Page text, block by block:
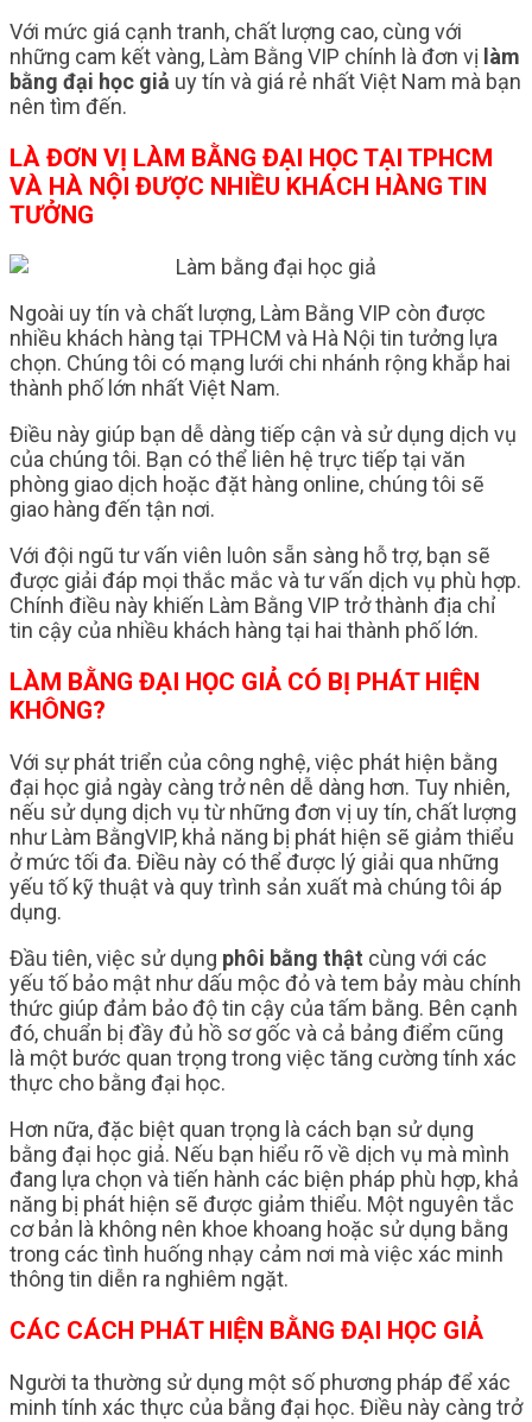
Với mức giá cạnh tranh, chất lượng cao, cùng với
những cam kết vàng, Làm Bằng VIP chính là đơn vị làm
bằng đại học giả uy tín và giá rẻ nhất Việt Nam mà bạn
nên tìm đến.
LÀ ĐƠN VỊ LÀM BẰNG ĐẠI HỌC TẠI TPHCM
VÀ HÀ NỘI ĐƯỢC NHIỀU KHÁCH HÀNG TIN
TƯỞNG
Ngoài uy tín và chất lượng, Làm Bằng VIP còn được
nhiều khách hàng tại TPHCM và Hà Nội tin tưởng lựa
chọn. Chúng tôi có mạng lưới chi nhánh rộng khắp hai
thành phố lớn nhất Việt Nam.
Điều này giúp bạn dễ dàng tiếp cận và sử dụng dịch vụ
của chúng tôi. Bạn có thể liên hệ trực tiếp tại văn
phòng giao dịch hoặc đặt hàng online, chúng tôi sẽ
giao hàng đến tận nơi.
Với đội ngũ tư vấn viên luôn sẵn sàng hỗ trợ, bạn sẽ
được giải đáp mọi thắc mắc và tư vấn dịch vụ phù hợp.
Chính điều này khiến Làm Bằng VIP trở thành địa chỉ
tin cậy của nhiều khách hàng tại hai thành phố lớn.
LÀM BẰNG ĐẠI HỌC GIẢ CÓ BỊ PHÁT HIỆN
KHÔNG?
Với sự phát triển của công nghệ, việc phát hiện bằng
đại học giả ngày càng trở nên dễ dàng hơn. Tuy nhiên,
nếu sử dụng dịch vụ từ những đơn vị uy tín, chất lượng
như Làm BằngVIP, khả năng bị phát hiện sẽ giảm thiểu
ở mức tối đa. Điều này có thể được lý giải qua những
yếu tố kỹ thuật và quy trình sản xuất mà chúng tôi áp
dụng.
Đầu tiên, việc sử dụng phôi bằng thật cùng với các
yếu tố bảo mật như dấu mộc đỏ và tem bảy màu chính
thức giúp đảm bảo độ tin cậy của tấm bằng. Bên cạnh
đó, chuẩn bị đầy đủ hồ sơ gốc và cả bảng điểm cũng
là một bước quan trọng trong việc tăng cường tính xác
thực cho bằng đại học.
Hơn nữa, đặc biệt quan trọng là cách bạn sử dụng
bằng đại học giả. Nếu bạn hiểu rõ về dịch vụ mà mình
đang lựa chọn và tiến hành các biện pháp phù hợp, khả
năng bị phát hiện sẽ được giảm thiểu. Một nguyên tắc
cơ bản là không nên khoe khoang hoặc sử dụng bằng
trong các tình huống nhạy cảm nơi mà việc xác minh
thông tin diễn ra nghiêm ngặt.
CÁC CÁCH PHÁT HIỆN BẰNG ĐẠI HỌC GIẢ
Người ta thường sử dụng một số phương pháp để xác
minh tính xác thực của bằng đại học. Điều này càng trở